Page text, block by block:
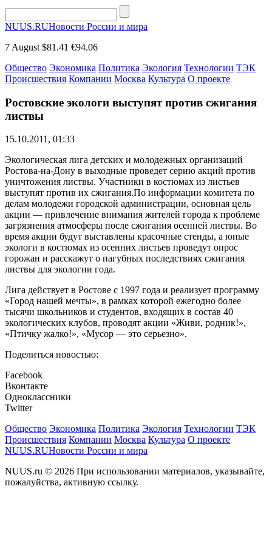
NUUS.RUНовости России и мира
7 August $81.41 €94.06
Общество Экономика Политика Экология Технологии ТЭК
Происшествия Компании Москва Культура О проекте
Ростовские экологи выступят против сжигания
листвы
15.10.2011, 01:33
Экологическая лига детских и молодежных организаций
Ростова-на-Дону в выходные проведет серию акций против
уничтожения листвы. Участники в костюмах из листьев
выступят против их сжигания.По информации комитета по
делам молодежи городской администрации, основная цель
акции — привлечение внимания жителей города к проблеме
загрязнения атмосферы после сжигания осенней листвы. Во
время акции будут выставлены красочные стенды, а юные
экологи в костюмах из осенних листьев проведут опрос
горожан и расскажут о пагубных последствиях сжигания
листвы для экологии года.
Лига действует в Ростове с 1997 года и реализует программу
«Город нашей мечты», в рамках которой ежегодно более
тысячи школьников и студентов, входящих в состав 40
экологических клубов, проводят акции «Живи, родник!»,
«Птичку жалко!», «Мусор — это серьезно».
Поделиться новостью:
Facebook
Вконтакте
Одноклассники
Twitter
Общество Экономика Политика Экология Технологии ТЭК
Происшествия Компании Москва Культура О проекте
NUUS.RUНовости России и мира
NUUS.ru © 2026 При использовании материалов, указывайте,
пожалуйства, активную ссылку.